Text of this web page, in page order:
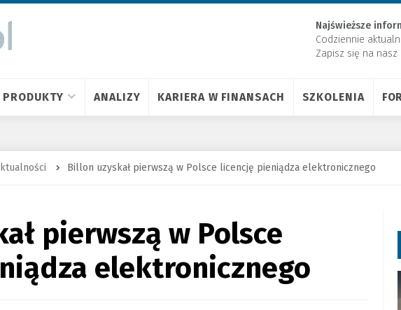
Najświeższe
Codziennie
Zapisz się na nasz
PRODUKTY ANALIZY KARIERA W FINANSACH SZKOLENIA
Billon uzyskał pierwszą w Polsce licencję pieniądza elektronicznego
pierwszą w Polsce
elektronicznego